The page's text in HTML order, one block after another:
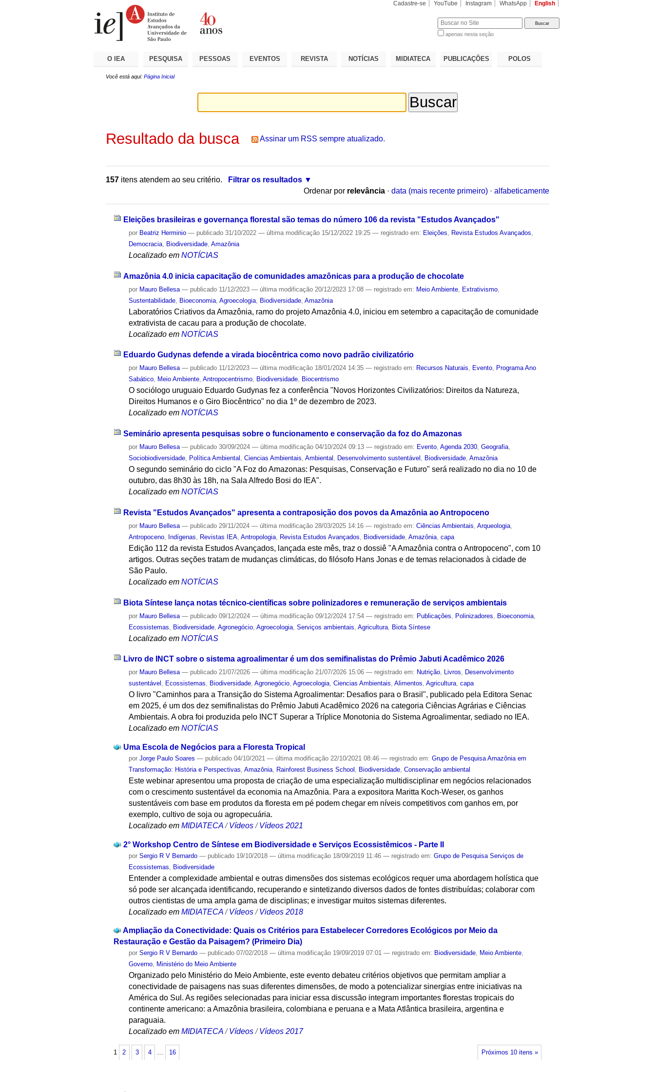
Cadastre-se YouTube Instagram WhatsApp English
apenas nesta seção
O IEA PESQUISA PESSOAS EVENTOS REVISTA NOTÍCIAS MIDIATECA PUBLICAÇÕES POLOS
Você está aqui: Página Inicial
Resultado da busca Assinar um RSS sempre atualizado.
157 itens atendem ao seu critério.
Filtrar os resultados
Ordenar por relevância · data (mais recente primeiro) · alfabeticamente
Eleições brasileiras e governança florestal são temas do número 106 da revista "Estudos Avançados"
por Beatriz Herminio — publicado 31/10/2022— última modificação 15/12/2022 19:25— registrado em: Eleições Revista Estudos Avançados
Democracia
Biodiversidade ,Amazônia
Localizado em NOTÍCIAS
Amazônia 4.0 inicia capacitação de comunidades amazônicas para a produção de chocolate
por Mauro Bellesa — publicado 11/12/2023— última modificação 20/12/2023 17:08— registrado em: Meio Ambiente Extrativismo
Sustentabilidade Bioeconomia ,Agroecologia Biodiversidade ,Amazônia
Laboratórios Criativos da Amazônia, ramo do projeto Amazônia 4.0, iniciou em setembro a capacitação de comunidade
extrativista de cacau para a produção de chocolate.
Localizado em NOTÍCIAS
Eduardo Gudynas defende a virada biocêntrica como novo padrão civilizatório
por Mauro Bellesa — publicado 11/12/2023— última modificação 18/01/2024 14:35— registrado em: Recursos Naturais, Evento, Programa Ano
Sabático, Meio Ambiente,Antropocentrismo, Biodiversidade, Biocentrismo
O sociólogo uruguaio Eduardo Gudynas fez a conferência "Novos Horizontes Civilizatórios: Direitos da Natureza,
Direitos Humanos e o Giro Biocêntrico" no dia 1º de dezembro de 2023.
Localizado em NOTÍCIAS
Seminário apresenta pesquisas sobre o funcionamento e conservação da foz do Amazonas
por Mauro Bellesa — publicado 30/09/2024— última modificação 04/10/2024 09:13— registrado em: Evento,Agenda 2030,Geografia,
Sociobiodiversidade, Política Ambiental ,Ciencias Ambientais,Ambiental , Desenvolvimento sustentável , Biodiversidade,Amazônia
O segundo seminário do ciclo "A Foz do Amazonas: Pesquisas, Conservação e Futuro" será realizado no dia no 10 de
outubro, das 8h30 às 18h, na Sala Alfredo Bosi do IEA".
Localizado em NOTÍCIAS
Revista "Estudos Avançados" apresenta a contraposição dos povos da Amazônia ao Antropoceno
por Mauro Bellesa — publicado 29/11/2024— última modificação 28/03/2025 14:16— registrado em:Ciências Ambientais ,Arqueologia
Antropoceno
Indígenas Revistas IEA ,Antropologia Revista Estudos Avançados Biodiversidade ,Amazônia ,capa
Edição 112 da revista Estudos Avançados, lançada este mês, traz o dossiê "A Amazônia contra o Antropoceno", com 10
artigos. Outras seções tratam de mudanças climáticas, do filósofo Hans Jonas e de temas relacionados à cidade de
São Paulo.
Localizado em NOTÍCIAS
Biota Síntese lança notas técnico-científicas sobre polinizadores e remuneração de serviços ambientais
por Mauro Bellesa — publicado 09/12/2024— última modificação 09/12/2024 17:54— registrado em: Publicações Polinizadores Bioeconomia
Ecossistemas
Biodiversidade ,Agronegócio ,Agroecologia ,Serviços ambientais ,Agricultura Biota Síntese
Localizado em NOTÍCIAS
Livro de INCT sobre o sistema agroalimentar é um dos semifinalistas do Prêmio Jabuti Acadêmico 2026
por Mauro Bellesa — publicado 21/07/2026— última modificação 21/07/2026 15:06— registrado em: Nutrição, Livros, Desenvolvimento
sustentável , Ecossistemas, Biodiversidade,Agronegócio,Agroecologia,Ciencias Ambientais,Alimentos,Agricultura,capa
O livro "Caminhos para a Transição do Sistema Agroalimentar: Desafios para o Brasil", publicado pela Editora Senac
em 2025, é um dos dez semifinalistas do Prêmio Jabuti Acadêmico 2026 na categoria Ciências Agrárias e Ciências
Ambientais. A obra foi produzida pelo INCT Superar a Tríplice Monotonia do Sistema Agroalimentar, sediado no IEA.
Localizado em NOTÍCIAS
Uma Escola de Negócios para a Floresta Tropical
porJorge Paulo Soares — publicado 04/10/2021— última modificação 22/10/2021 08:46— registrado em:Grupo de Pesquisa Amazônia em
Transformação: História e Perspectivas ,Amazônia Rainforest Business School Biodiversidade ,Conservação ambiental
Este webinar apresentou uma proposta de criação de uma especialização multidisciplinar em negócios relacionados
com o crescimento sustentável da economia na Amazônia. Para a expositora Maritta Koch-Weser, os ganhos
sustentáveis com base em produtos da floresta em pé podem chegar em níveis competitivos com ganhos em, por
exemplo, cultivo de soja ou agropecuária.
Localizado em MIDIATECA /Vídeos /Vídeos 2021
2° Workshop Centro de Síntese em Biodiversidade e Serviços Ecossistêmicos - Parte II
porSergio R V Bernardo — publicado 19/10/2018— última modificação 18/09/2019 11:46— registrado em:Grupo de Pesquisa Serviços de
Ecossistemas
Biodiversidade
Entender a complexidade ambiental e outras dimensões dos sistemas ecológicos requer uma abordagem holística que
só pode ser alcançada identificando, recuperando e sintetizando diversos dados de fontes distribuídas; colaborar com
outros cientistas de uma ampla gama de disciplinas; e investigar muitos sistemas diferentes.
Localizado em MIDIATECA /Vídeos /Videos 2018
Ampliação da Conectividade: Quais os Critérios para Estabelecer Corredores Ecológicos por Meio da
Restauração e Gestão da Paisagem? (Primeiro Dia)
porSergio R V Bernardo — publicado 07/02/2018— última modificação 19/09/2019 07:01— registrado em: Biodiversidade, Meio Ambiente,
Governo, Ministério do Meio Ambiente
Organizado pelo Ministério do Meio Ambiente, este evento debateu critérios objetivos que permitam ampliar a
conectividade de paisagens nas suas diferentes dimensões, de modo a potencializar sinergias entre iniciativas na
América do Sul. As regiões selecionadas para iniciar essa discussão integram importantes florestas tropicais do
continente americano: a Amazônia brasileira, colombiana e peruana e a Mata Atlântica brasileira, argentina e
paraguaia.
Localizado em MIDIATECA /Vídeos /Vídeos 2017
Próximos 10 itens »
1 2 3 4 16